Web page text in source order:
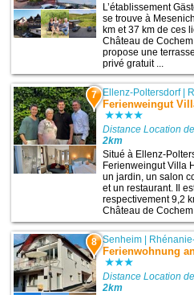
L’établissement
se trouve à
km et 37 km de ces
Château de
propose une
privé gratuit ...
7 Ellenz-Poltersdorf|
Ferienweingut
Distance Location
2km
Situé à Ellenz-
Ferienweingut Villa
un jardin, un salon
et un restaurant. Il
respectivement 9,2
Château de Cochem
8 Senheim
Ferienwohnung
Distance Location
2km